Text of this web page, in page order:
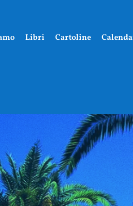
Libri Cartoline